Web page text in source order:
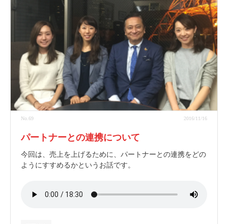
No.69 2016/11/16
パートナーとの連携について
今回は、売上を上げるために、パートナーとの連携をどの
ようにすすめるかというお話です。